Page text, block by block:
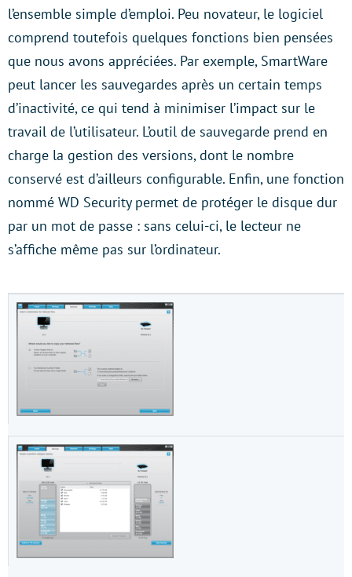
l’ensemble simple d’emploi. Peu novateur, le logiciel
comprend toutefois quelques fonctions bien pensées
que nous avons appréciées. Par exemple, SmartWare
peut lancer les sauvegardes après un certain temps
d’inactivité, ce qui tend à minimiser l’impact sur le
travail de l’utilisateur. L’outil de sauvegarde prend en
charge la gestion des versions, dont le nombre
conservé est d’ailleurs configurable. Enfin, une fonction
nommé WD Security permet de protéger le disque dur
par un mot de passe : sans celui-ci, le lecteur ne
s’affiche même pas sur l’ordinateur.